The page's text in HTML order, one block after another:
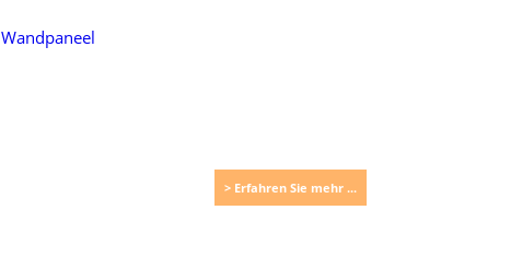
> Erfahren Sie mehr ...